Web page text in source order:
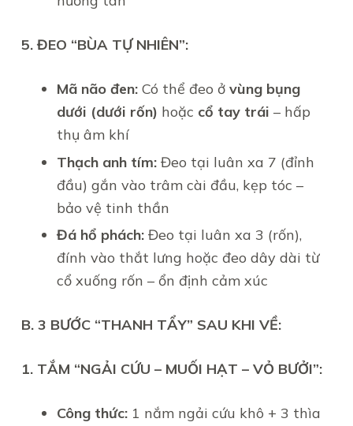
5. ĐEO “BÙA TỰ NHIÊN”:
Mã não đen:Có thể đeo ở vùng bụng
dưới (dưới rốn) hoặc cổ tay trái – hấp
thụ âm khí
Thạch anh tím:Đeo tại luân xa 7 (đỉnh
đầu) gắn vào trâm cài đầu, kẹp tóc –
bảo vệ tinh thần
Đá hổ phách:Đeo tại luân xa 3 (rốn),
đính vào thắt lưng hoặc đeo dây dài từ
cổ xuống rốn – ổn định cảm xúc
B. 3 BƯỚC “THANH TẨY” SAU KHI VỀ:
1. TẮM “NGẢI CỨU – MUỐI HẠT – VỎ BƯỞI”:
Công thức:1 nắm ngải cứu khô + 3 thìa